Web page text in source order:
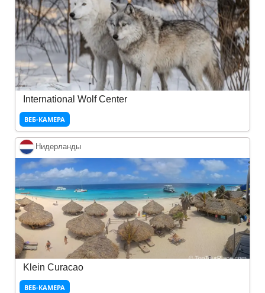
International Wolf Center
ВЕБ-КАМЕРА
Нидерланды
Klein Curacao
ВЕБ-КАМЕРА